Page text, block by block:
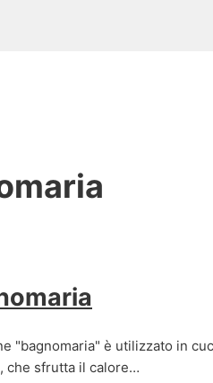
"bagnomaria" è utilizzato in
che sfrutta il calore…